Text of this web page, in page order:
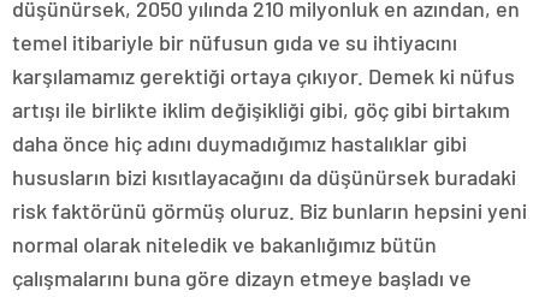
düşünürsek, 2050 yılında 210 milyonluk en azından, en
temel itibariyle bir nüfusun gıda ve su ihtiyacını
karşılamamız gerektiği ortaya çıkıyor. Demek ki nüfus
artışı ile birlikte iklim değişikliği gibi, göç gibi birtakım
daha önce hiç adını duymadığımız hastalıklar gibi
hususların bizi kısıtlayacağını da düşünürsek buradaki
risk faktörünü görmüş oluruz. Biz bunların hepsini yeni
normal olarak niteledik ve bakanlığımız bütün
çalışmalarını buna göre dizayn etmeye başladı ve